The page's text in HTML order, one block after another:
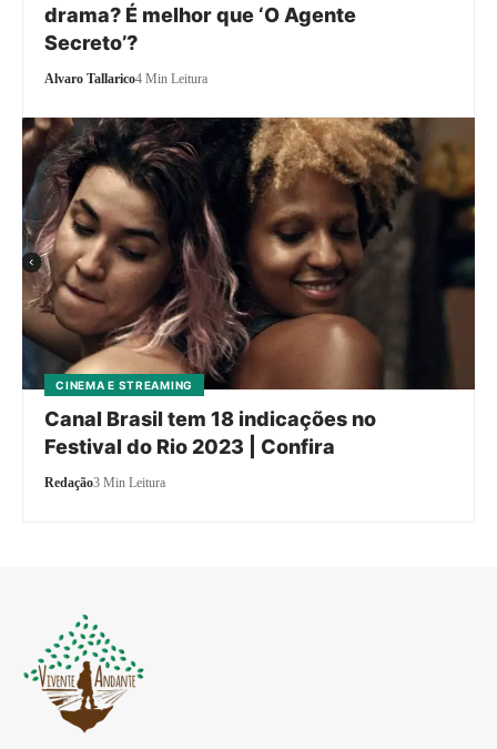
drama? É melhor que ‘O Agente
Secreto’?
Alvaro Tallarico4 Min Leitura
CINEMA E STREAMING
Canal Brasil tem 18 indicações no
Festival do Rio 2023 | Confira
Redação3 Min Leitura